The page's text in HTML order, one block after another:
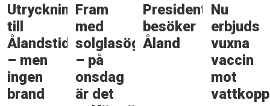
Utryckning
till
Ålandstidningen
– men
ingen
brand
Fram
med
solglasögonen
– på
onsdag
är det
Presidenten
besöker
Åland
Nu
erbjuds
vuxna
vaccin
mot